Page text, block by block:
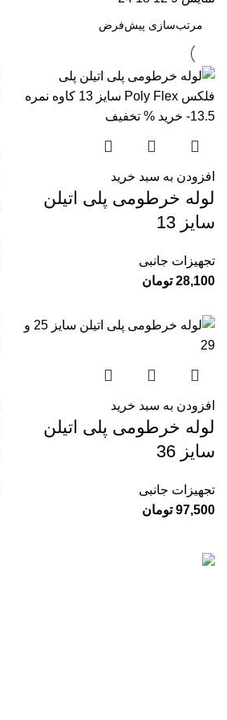
افزودن به سبد خرید
لوله خرطومی پلی اتیلن
سایز 13
تجهیزات جانبی
28,100 تومان
افزودن به سبد خرید
لوله خرطومی پلی اتیلن
سایز 36
تجهیزات جانبی
97,500 تومان